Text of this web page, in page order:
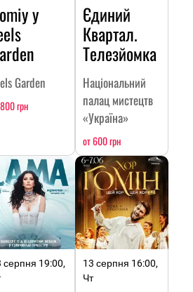
у
Garden
грн
Єдиний
Квартал.
Телезйомка
Національний
палац мистецтв
«Україна»
от 600 грн
серпня 19:00,
13 серпня 16:00,
Чт